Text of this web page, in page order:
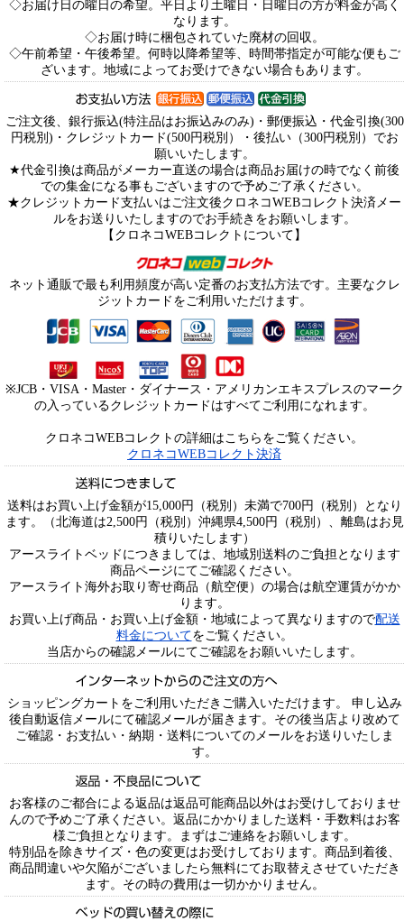
◇お届け日の曜日の希望。平日より土曜日・日曜日の方が料金が高く
なります。
◇お届け時に梱包されていた廃材の回収。
◇午前希望・午後希望。何時以降希望等、時間帯指定が可能な便もご
ざいます。地域によってお受けできない場合もあります。
ご注文後、銀行振込(特注品はお振込みのみ)・郵便振込・代金引換(300
円税別)・クレジットカード(500円税別）・後払い（300円税別）でお
願いいたします。
★代金引換は商品がメーカー直送の場合は商品お届けの時でなく前後
での集金になる事もございますので予めご了承ください。
★クレジットカード支払いはご注文後クロネコWEBコレクト決済メー
ルをお送りいたしますのでお手続きをお願いします。
【クロネコWEBコレクトについて】
ネット通販で最も利用頻度が高い定番のお支払方法です。主要なクレ
ジットカードをご利用いただけます。
※JCB・VISA・Master・ダイナース・アメリカンエキスプレスのマーク
の入っているクレジットカードはすべてご利用になれます。
クロネコWEBコレクトの詳細はこちらをご覧ください。
クロネコWEBコレクト決済
送料はお買い上げ金額が15,000円（税別）未満で700円（税別）となり
ます。（北海道は2,500円（税別）沖縄県4,500円（税別）、離島はお見
積りいたします）
アースライトベッドにつきましては、地域別送料のご負担となります
商品ページにてご確認ください。
アースライト海外お取り寄せ商品（航空便）の場合は航空運賃がかか
ります。
お買い上げ商品・お買い上げ金額・地域によって異なりますので配送
料金についてをご覧ください。
当店からの確認メールにてご確認をお願いいたします。
ショッピングカートをご利用いただきご購入いただけます。 申し込み
後自動返信メールにて確認メールが届きます。その後当店より改めて
ご確認・お支払い・納期・送料についてのメールをお送りいたしま
す。
お客様のご都合による返品は返品可能商品以外はお受けしておりませ
んので予めご了承ください。返品にかかりました送料・手数料はお客
様ご負担となります。まずはご連絡をお願いします。
特別品を除きサイズ・色の変更はお受けしております。商品到着後、
商品間違いや欠陥がございましたら無料にてお取替えさせていただき
ます。その時の費用は一切かかりません。